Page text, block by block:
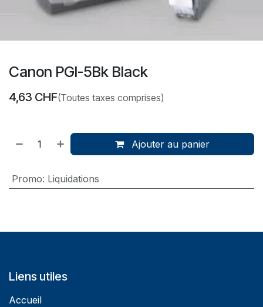
Canon PGI-5Bk Black
4,63 CHF(Toutes taxes comprises)
Ajouter au panier
Promo: Liquidations
Liens utiles
Accueil